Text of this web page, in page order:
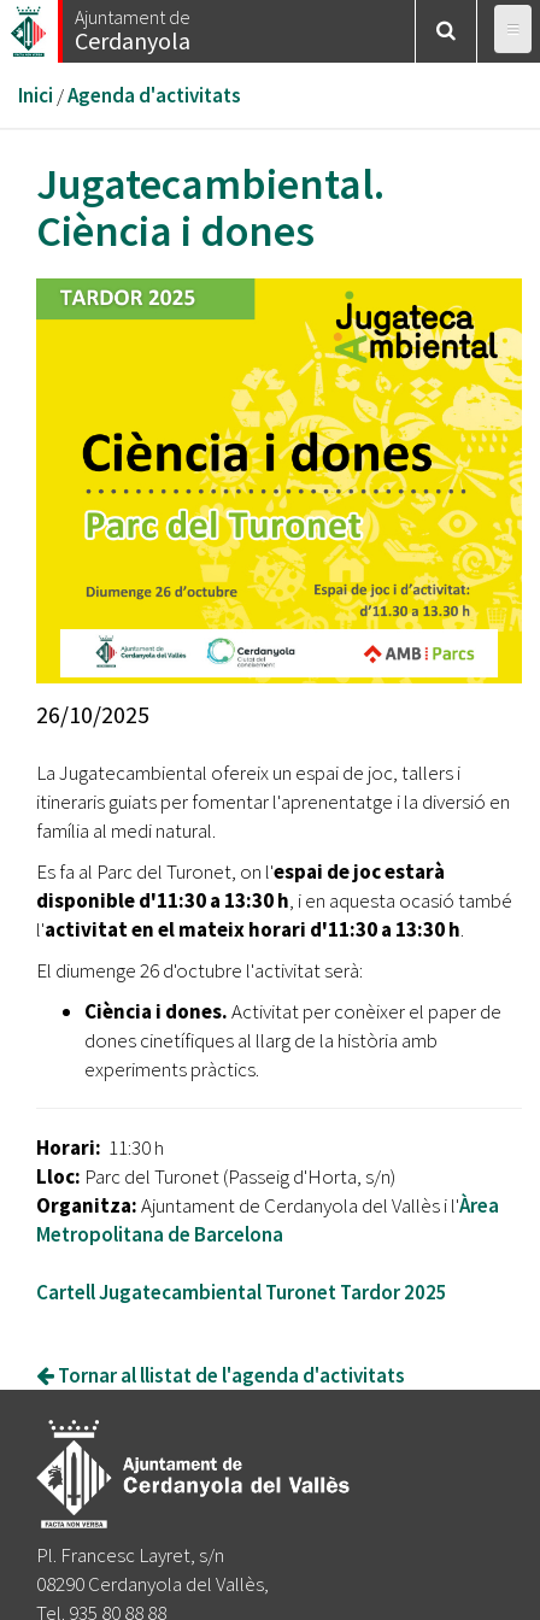
Vés
al
Ajuntament de
Cerdanyola
Esteu
aquí
Inici /Agenda d'activitats
Jugatecambiental.
Ciència i dones
26/10/2025
La Jugatecambiental ofereix un espai de joc, tallers i
itineraris guiats per fomentar l'aprenentatge i la diversió en
família al medi natural.
Es fa al Parc del Turonet, on l'espai de joc estarà
disponible d'11:30 a 13:30 h, i en aquesta ocasió també
l'activitat en el mateix horari d'11:30 a 13:30 h.
El diumenge 26 d'octubre l'activitat serà:
Ciència i dones.Activitat per conèixer el paper de
dones cinetífiques al llarg de la història amb
experiments pràctics.
Horari: 11:30 h
Lloc: Parc del Turonet (Passeig d'Horta, s/n)
Organitza:Ajuntament de Cerdanyola del Vallès i l'Àrea
Metropolitana de Barcelona
Cartell Jugatecambiental Turonet Tardor 2025
Tornar al llistat de l'agenda d'activitats
Pl. Francesc Layret, s/n
08290 Cerdanyola del Vallès,
Tel. 935 80 88 88